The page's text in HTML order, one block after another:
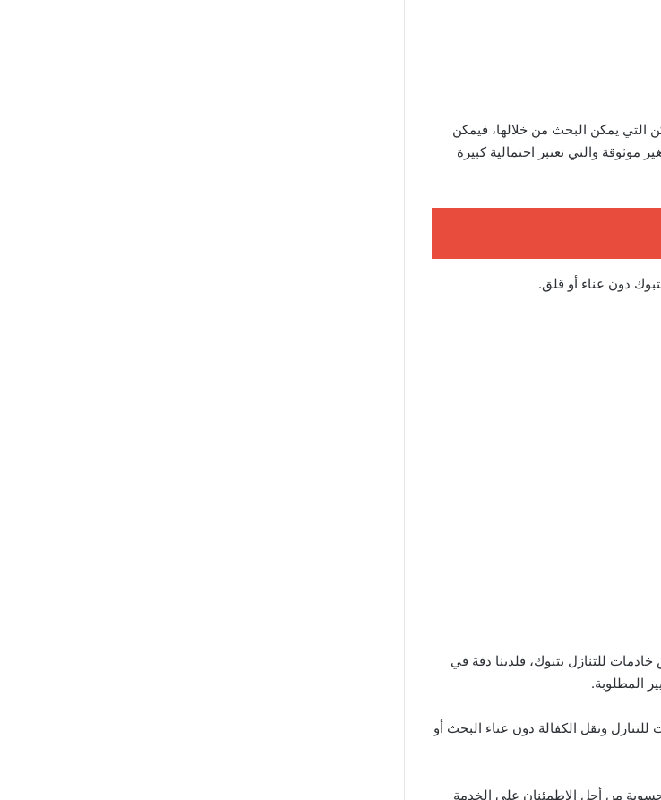
التي يمكن البحث من خلالها، فيمكن
والتي تعتبر احتمالية كبيرة
دون عناء أو قلق.
للتنازل بتبوك، فلدينا دقة في
المطلوبة.
ونقل الكفالة دون عناء البحث أو
من أجل الاطمئنان على الخدمة